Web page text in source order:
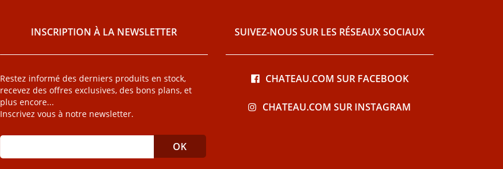
INSCRIPTION À LA NEWSLETTER
Restez informé des derniers produits en stock,
recevez des offres exclusives, des bons plans, et
plus encore...
Inscrivez vous à notre newsletter.
SUIVEZ-NOUS SUR LES RÉSEAUX SOCIAUX
CHATEAU.COM SUR FACEBOOK
CHATEAU.COM SUR INSTAGRAM